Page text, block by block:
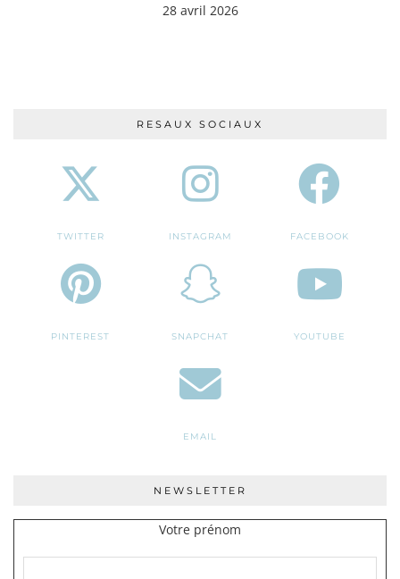
28 avril 2026
RESAUX SOCIAUX
TWITTER INSTAGRAM FACEBOOK
PINTEREST SNAPCHAT YOUTUBE
EMAIL
NEWSLETTER
Votre prénom